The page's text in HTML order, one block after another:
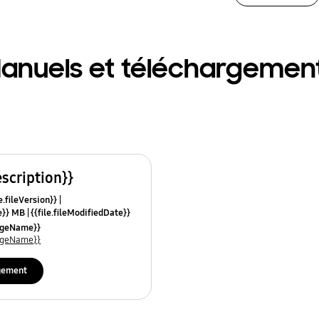
et
MB {{file.fileModifiedDate}}